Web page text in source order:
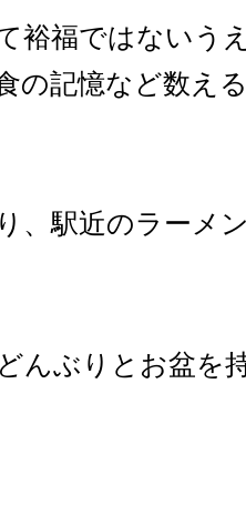
裕福ではないう
の記憶など数え
、駅近のラーメ
んぶりとお盆を